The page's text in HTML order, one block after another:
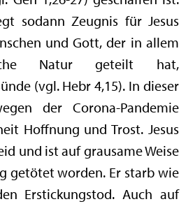
sodann Zeugnis für Jesus
und Gott, der in allem
Natur geteilt hat,
(vgl. Hebr 4,15). In dieser
der Corona-Pandemie
Hoffnung und Trost. Jesus
und ist auf grausame Weise
getötet worden. Er starb wie
Erstickungstod. Auch auf